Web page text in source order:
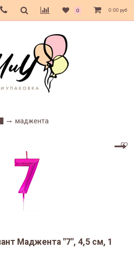
0 0.00 руб
маджента
Маджента "7", 4,5 см, 1